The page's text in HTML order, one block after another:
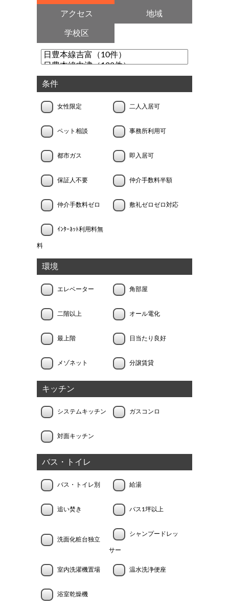
アクセス 地域
学校区
条件
女性限定 二人入居可
ペット相談 事務所利用可
都市ガス 即入居可
保証人不要 仲介手数料半額
仲介手数料ゼロ 敷礼ゼロゼロ対応
ｲﾝﾀｰﾈｯﾄ利用料無
料
環境
エレベーター 角部屋
二階以上 オール電化
最上階 日当たり良好
メゾネット 分譲賃貸
キッチン
システムキッチン ガスコンロ
対面キッチン
バス・トイレ
バス・トイレ別 給湯
追い焚き バス1坪以上
洗面化粧台独立
シャンプードレッ
サー
室内洗濯機置場 温水洗浄便座
浴室乾燥機